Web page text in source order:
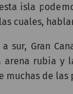
isla
cuales,
a sur, Gran
arena rubia y
muchas de